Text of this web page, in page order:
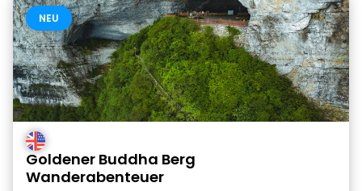
NEU
Goldener Buddha Berg
Wanderabenteuer